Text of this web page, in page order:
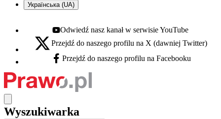
Українська (UA)
Youtube - otwiera się w nowej karcie
Odwiedź nasz kanał w serwisie YouTube
X - otwiera się w nowej karcie
Przejdź do naszego profilu na X (dawniej Twitter)
Facebook - otwiera się w nowej karcie
Przejdź do naszego profilu na Facebooku
Wyszukiwarka